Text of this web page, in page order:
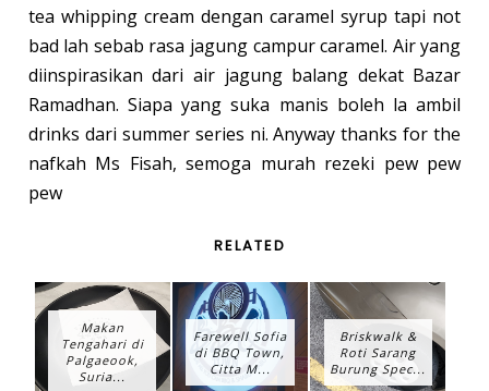
tea whipping cream dengan caramel syrup tapi not
bad lah sebab rasa jagung campur caramel. Air yang
diinspirasikan dari air jagung balang dekat Bazar
Ramadhan. Siapa yang suka manis boleh la ambil
drinks dari summer series ni. Anyway thanks for the
nafkah Ms Fisah, semoga murah rezeki pew pew
pew
RELATED
Makan
Tengahari di
Palgaeook,
Suria...
Farewell Sofia
di BBQ Town,
Citta M...
Briskwalk &
Roti Sarang
Burung Spec...